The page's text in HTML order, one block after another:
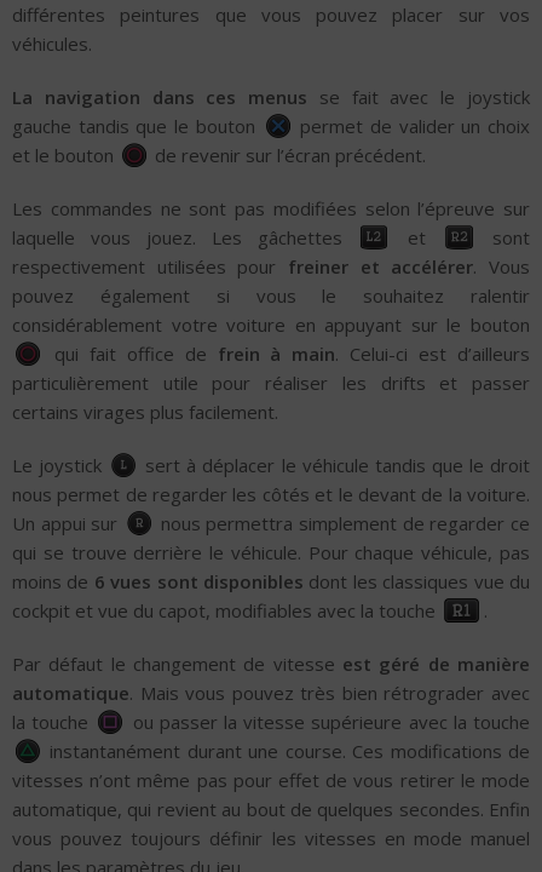
différentes peintures que vous pouvez placer sur vos
véhicules.
La navigation dans ces menus se fait avec le joystick
gauche tandis que le bouton
permet de valider un choix
et le bouton
de revenir sur l’écran précédent.
Les commandes ne sont pas modifiées selon l’épreuve sur
laquelle vous jouez. Les gâchettes
et
sont
respectivement utilisées pour freiner et accélérer. Vous
pouvez également si vous le souhaitez ralentir
considérablement votre voiture en appuyant sur le bouton
qui fait office de frein à main. Celui-ci est d’ailleurs
particulièrement utile pour réaliser les drifts et passer
certains virages plus facilement.
Le joystick
sert à déplacer le véhicule tandis que le droit
nous permet de regarder les côtés et le devant de la voiture.
Un appui sur
nous permettra simplement de regarder ce
qui se trouve derrière le véhicule. Pour chaque véhicule, pas
moins de 6 vues sont disponibles dont les classiques vue du
cockpit et vue du capot, modifiables avec la touche
.
Par défaut le changement de vitesse est géré de manière
automatique. Mais vous pouvez très bien rétrograder avec
la touche
ou passer la vitesse supérieure avec la touche
instantanément durant une course. Ces modifications de
vitesses n’ont même pas pour effet de vous retirer le mode
automatique, qui revient au bout de quelques secondes. Enfin
vous pouvez toujours définir les vitesses en mode manuel